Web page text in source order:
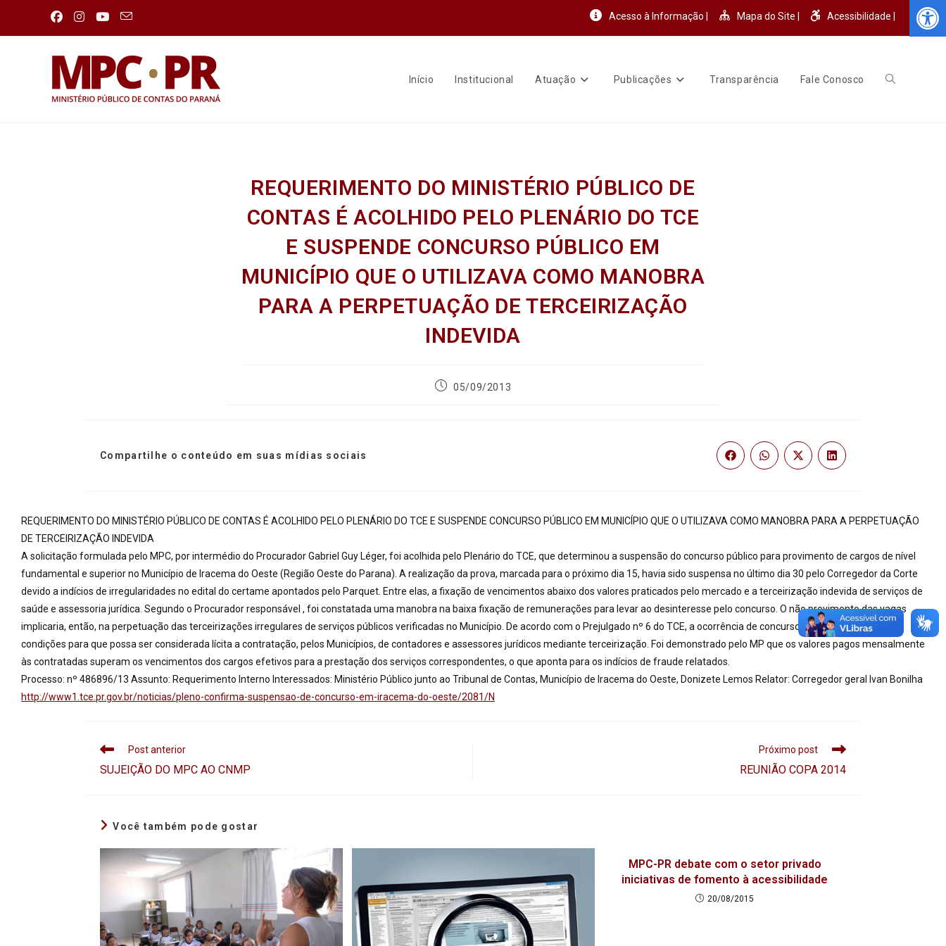
Acesso à Informação | Mapa do Site | Acessibilidade |
Início Institucional Atuação Publicações Transparência Fale Conosco
REQUERIMENTO DO MINISTÉRIO PÚBLICO DE
CONTAS É ACOLHIDO PELO PLENÁRIO DO TCE
E SUSPENDE CONCURSO PÚBLICO EM
MUNICÍPIO QUE O UTILIZAVA COMO MANOBRA
PARA A PERPETUAÇÃO DE TERCEIRIZAÇÃO
INDEVIDA
05/09/2013
Compartilhe o conteúdo em suas mídias sociais
REQUERIMENTO DO MINISTÉRIO PÚBLICO DE CONTAS É ACOLHIDO PELO PLENÁRIO DO TCE E SUSPENDE CONCURSO PÚBLICO EM MUNICÍPIO QUE O UTILIZAVA COMO MANOBRA PARA A PERPETUAÇÃO
DE TERCEIRIZAÇÃO INDEVIDA
A solicitação formulada pelo MPC, por intermédio do Procurador Gabriel Guy Léger, foi acolhida pelo Plenário do TCE, que determinou a suspensão do concurso público para provimento de cargos de nível
fundamental e superior no Município de Iracema do Oeste (Região Oeste do Parana). A realização da prova, marcada para o próximo dia 15, havia sido suspensa no último dia 30 pelo Corregedor da Corte
devido a indícios de irregularidades no edital do certame apontados pelo Parquet. Entre elas, a fixação de vencimentos abaixo dos valores praticados pelo mercado e a terceirização indevida de serviços de
saúde e assessoria jurídica. Segundo o Procurador responsável , foi constatada uma manobra na baixa fixação de remunerações para levar ao desinteresse pelo concurso. O não provimento das vagas
implicaria, então, na perpetuação das terceirizações irregulares de serviços públicos verificadas no Município. De acordo com o Prejulgado nº 6 do TCE, a ocorrência de concurso infrutífero é uma das
condições para que possa ser considerada lícita a contratação, pelos Municípios, de contadores e assessores jurídicos mediante terceirização. Foi demonstrado pelo MP que os valores pagos mensalmente
às contratadas superam os vencimentos dos cargos efetivos para a prestação dos serviços correspondentes, o que aponta para os indícios de fraude relatados.
Processo: nº 486896/13 Assunto: Requerimento Interno Interessados: Ministério Público junto ao Tribunal de Contas, Município de Iracema do Oeste, Donizete Lemos Relator: Corregedor geral Ivan Bonilha
http://www1.tce.pr.gov.br/noticias/pleno-confirma-suspensao-de-concurso-em-iracema-do-oeste/2081/N
Post anterior
SUJEIÇÃO DO MPC AO CNMP
Próximo post
REUNIÃO COPA 2014
Você também pode gostar
MPC-PR debate com o setor privado
iniciativas de fomento à acessibilidade
20/08/2015